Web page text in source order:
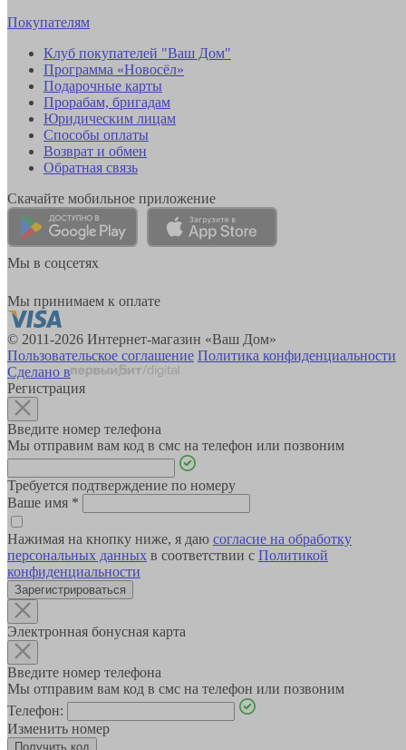
Покупателям
Клуб покупателей "Ваш Дом"
Программа «Новосёл»
Подарочные карты
Прорабам, бригадам
Юридическим лицам
Способы оплаты
Возврат и обмен
Обратная связь
Скачайте мобильное приложение
Мы в соцсетях
Мы принимаем к оплате
© 2011-2026 Интернет-магазин «Ваш Дом»
Пользовательское соглашение Политика конфиденциальности
Сделано в
Регистрация
Введите номер телефона
Мы отправим вам код в смс на телефон или позвоним
Требуется подтверждение по номеру
Ваше имя *
Нажимая на кнопку ниже, я даю согласие на обработку
персональных данных в соответствии с Политикой
конфиденциальности
Зарегистрироваться
Электронная бонусная карта
Введите номер телефона
Мы отправим вам код в смс на телефон или позвоним
Телефон:
Изменить номер